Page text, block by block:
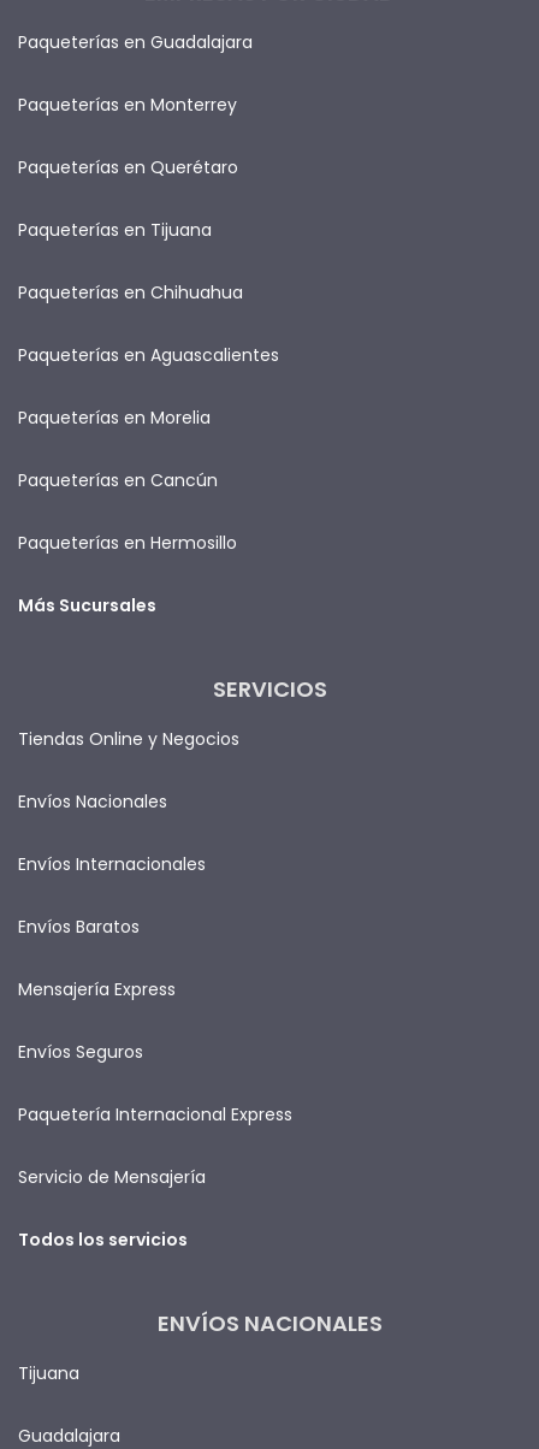
Paqueterías en Guadalajara
Paqueterías en Monterrey
Paqueterías en Querétaro
Paqueterías en Tijuana
Paqueterías en Chihuahua
Paqueterías en Aguascalientes
Paqueterías en Morelia
Paqueterías en Cancún
Paqueterías en Hermosillo
Más Sucursales
SERVICIOS
Tiendas Online y Negocios
Envíos Nacionales
Envíos Internacionales
Envíos Baratos
Mensajería Express
Envíos Seguros
Paquetería Internacional Express
Servicio de Mensajería
Todos los servicios
ENVÍOS NACIONALES
Tijuana
Guadalajara